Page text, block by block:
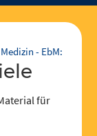
- EbM:
für